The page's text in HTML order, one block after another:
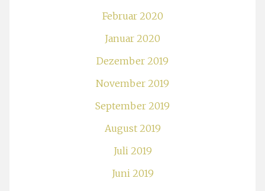
Februar 2020
Januar 2020
Dezember 2019
November 2019
September 2019
August 2019
Juli 2019
Juni 2019